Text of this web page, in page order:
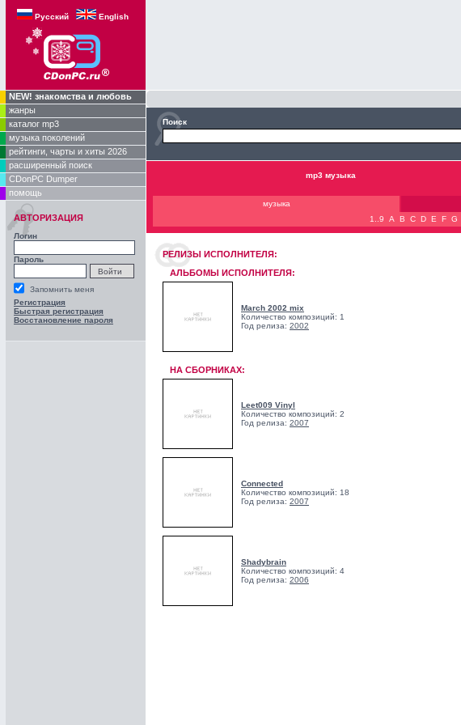
Русский English
NEW! знакомства и любовь
жанры
каталог mp3
музыка поколений
рейтинги, чарты и хиты 2026
расширенный поиск
CDonPC Dumper
помощь
АВТОРИЗАЦИЯ
Логин
Пароль
Запомнить меня
Регистрация
Быстрая регистрация
Восстановление пароля
Поиск
mp3 музыка
музыка
1..9
A B C D E F G
РЕЛИЗЫ ИCПОЛНИТЕЛЯ:
АЛЬБОМЫ ИСПОЛНИТЕЛЯ:
March 2002 mix
Количество композиций: 1
Год релиза: 2002
НА СБОРНИКАХ:
Leet009 Vinyl
Количество композиций: 2
Год релиза: 2007
Connected
Количество композиций: 18
Год релиза: 2007
Shadybrain
Количество композиций: 4
Год релиза: 2006